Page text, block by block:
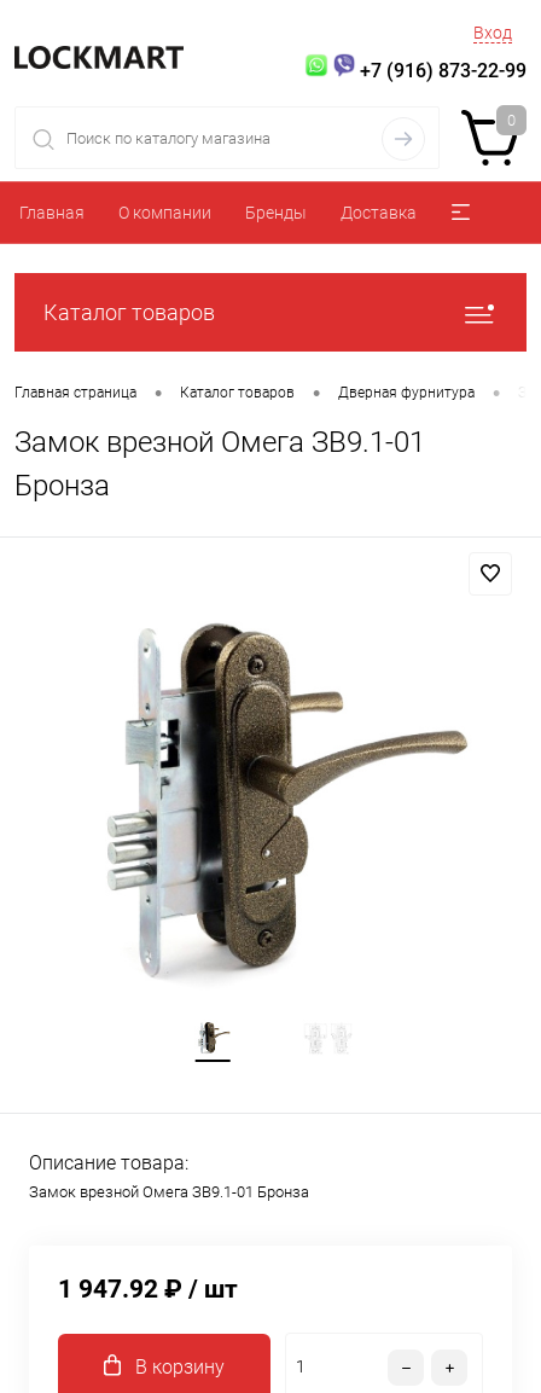
Вход
+7 (916) 873-22-99
0
Главная О компании Бренды Доставка
Каталог товаров
Главная страница • Каталог товаров • Дверная фурнитура •
Замок врезной Омега ЗВ9.1-01
Бронза
Описание товара:
Замок врезной Омега ЗВ9.1-01 Бронза
1 947.92 ₽ / шт
В корзину